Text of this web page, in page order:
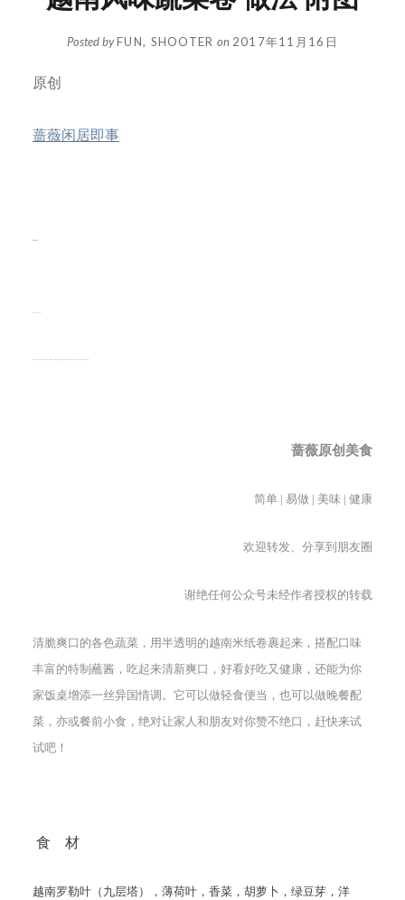
Posted byFUN, SHOOTER on 2017年11月16日
原创
蔷薇闲居即事
蔷薇原创美食
简单 | 易做 | 美味 | 健康
欢迎转发、分享到朋友圈
谢绝任何公众号未经作者授权的转载
清脆爽口的各色蔬菜，用半透明的越南米纸卷裹起来，搭配口味
丰富的特制蘸酱，吃起来清新爽口，好看好吃又健康，还能为你
家饭桌增添一丝异国情调。它可以做轻食便当，也可以做晚餐配
菜，亦或餐前小食，绝对让家人和朋友对你赞不绝口，赶快来试
试吧！
食 材
越南罗勒叶（九层塔），薄荷叶，香菜，胡萝卜，绿豆芽，洋